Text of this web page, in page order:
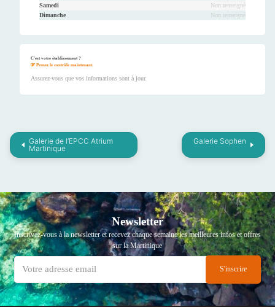
Samedi
Non renseigné
Dimanche
Non renseigné
C'est votre établissement ?
Prenez le contrôle maintenant.
Assurez-vous que vos informations sont à jour.
Galerie de l’EPCC Atrium
Martinique
Galerie Sophen
Newsletter
Inscrivez-vous à la newsletter et recevez chaque semaine les meilleures infos et offres
sur la Martinique